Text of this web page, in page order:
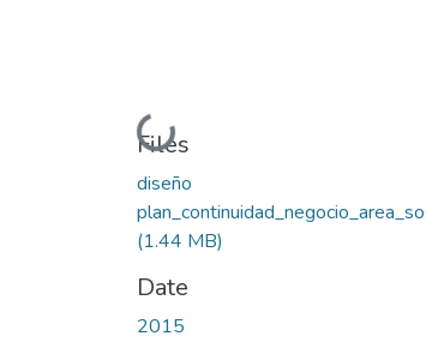
Loading...
Files
diseño
(1.44 MB)
Date
2015